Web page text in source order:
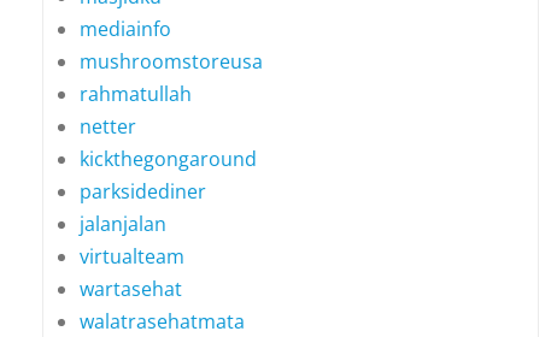
mediainfo
mushroomstoreusa
rahmatullah
netter
kickthegongaround
parksidediner
jalanjalan
virtualteam
wartasehat
walatrasehatmata